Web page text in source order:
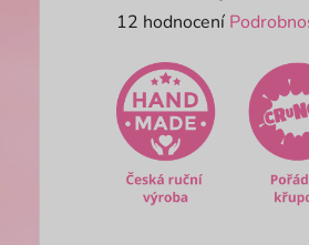
Průměrné
produktu
je
4,6
12 hodnocení